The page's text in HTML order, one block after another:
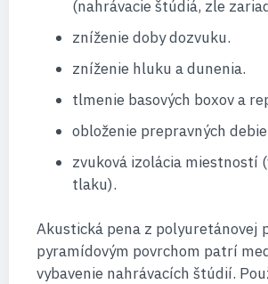
(nahrávacie štúdiá, zle
zníženie doby dozvuku.
zníženie hluku a dunenia.
tlmenie basových boxov a
obloženie prepravných
zvuková izolácia miestností
tlaku).
Akustická pena z polyuretánovej
pyramídovým povrchom patrí
vybavenie nahrávacích štúdií.